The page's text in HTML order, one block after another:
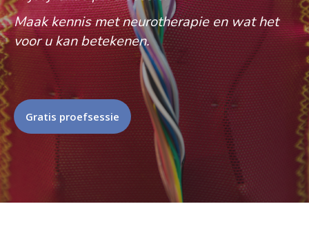
Maak kennis met neurotherapie en wat het
voor u kan betekenen.
Gratis proefsessie